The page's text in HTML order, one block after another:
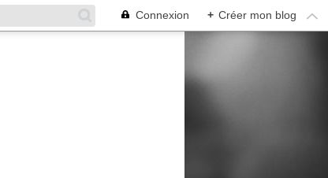
Connexion + Créer mon blog